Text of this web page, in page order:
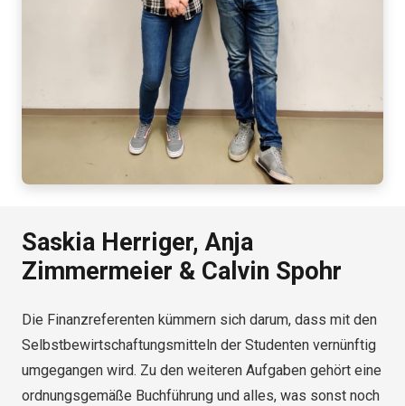
Saskia Herriger, Anja
Zimmermeier & Calvin Spohr
Die Finanzreferenten kümmern sich darum, dass mit den
Selbstbewirtschaftungsmitteln der Studenten vernünftig
umgegangen wird. Zu den weiteren Aufgaben gehört eine
ordnungsgemäße Buchführung und alles, was sonst noch